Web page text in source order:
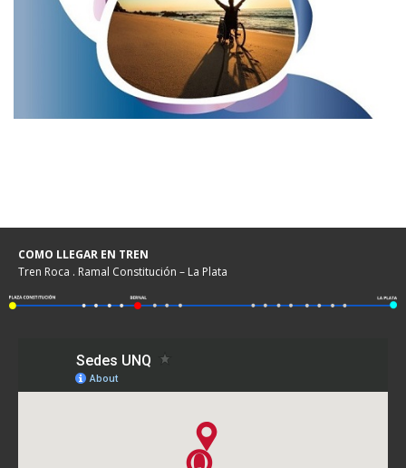
COMO LLEGAR EN TREN
Tren Roca . Ramal Constitución – La Plata